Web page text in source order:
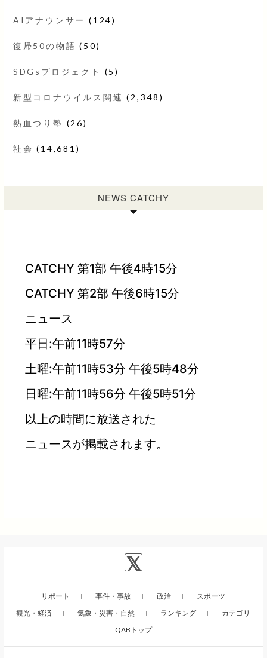
AIアナウンサー (124)
復帰50の物語 (50)
SDGsプロジェクト (5)
新型コロナウイルス関連 (2,348)
熱血つり塾 (26)
社会 (14,681)
NEWS CATCHY
CATCHY 第1部 午後4時15分
CATCHY 第2部 午後6時15分
ニュース
平日:午前11時57分
土曜:午前11時53分 午後5時48分
日曜:午前11時56分 午後5時51分
以上の時間に放送された
ニュースが掲載されます。
リポート 事件・事故 政治
スポーツ
観光・経済
気象・災害・自然 ランキング
カテゴリ
QABトップ